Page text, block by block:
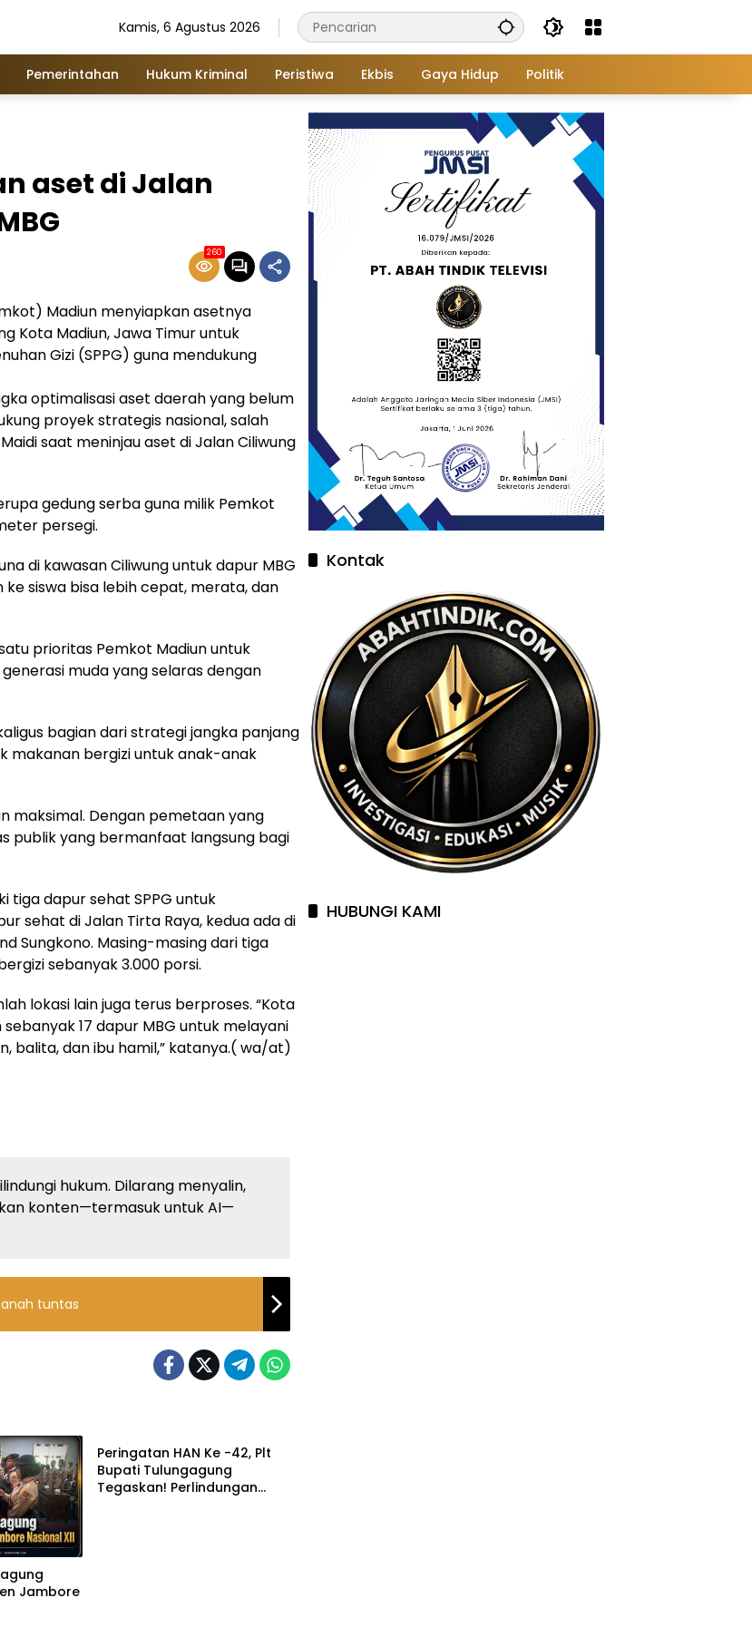
Kamis, 6 Agustus 2026
Pemerintahan Hukum Kriminal Peristiwa Ekbis Gaya Hidup Politik
aset di Jalan
260
Madiun menyiapkan asetnya
Kota Madiun, Jawa Timur untuk
Gizi (SPPG) guna mendukung
optimalisasi aset daerah yang belum
proyek strategis nasional, salah
saat meninjau aset di Jalan Ciliwung
gedung serba guna milik Pemkot
persegi.
di kawasan Ciliwung untuk dapur MBG
siswa bisa lebih cepat, merata, dan
prioritas Pemkot Madiun untuk
muda yang selaras dengan
bagian dari strategi jangka panjang
makanan bergizi untuk anak-anak
maksimal. Dengan pemetaan yang
publik yang bermanfaat langsung bagi
tiga dapur sehat SPPG untuk
sehat di Jalan Tirta Raya, kedua ada di
Sungkono. Masing-masing dari tiga
sebanyak 3.000 porsi.
lokasi lain juga terus berproses. “Kota
17 dapur MBG untuk melayani
balita, dan ibu hamil,” katanya.( wa/at)
hukum. Dilarang menyalin,
konten—termasuk untuk AI—
tuntas
Jambore
Peringatan HAN Ke -42, Plt
Bupati Tulungagung
Tegaskan! Perlindungan
Kontak
HUBUNGI KAMI